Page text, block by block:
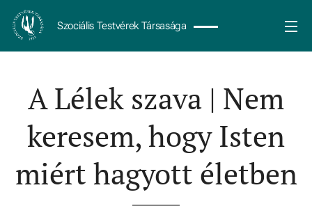
Szociális Testvérek Társasága
A Lélek szava | Nem
keresem, hogy Isten
miért hagyott életben